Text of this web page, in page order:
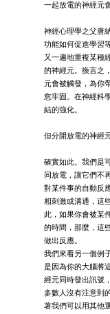
一起放電的神經元
神經心理學之父唐
功能如何促進學習
又一遍地重複某種
的神經元。換言之
元會被觸發，為你
愈牢固。在神經科
結的強化。
但分開放電的神經
確實如此。我們是
同放電，讓它們不
對某件事的自動反
相刺激或溝通，這
此，如果你會被某
的時間，那麼，這
做出反應。
我們來看另一個例
是因為你的大腦將
經元同時發出訊號
多數人沒有注意到
著我們可以用其他